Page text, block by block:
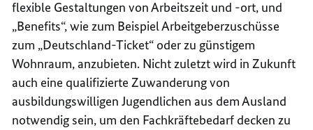
flexible Gestaltungen von Arbeitszeit und -ort, und
„Benefits“, wie zum Beispiel Arbeitgeberzuschüsse
zum „Deutschland-Ticket“ oder zu günstigem
Wohnraum, anzubieten. Nicht zuletzt wird in Zukunft
auch eine qualifizierte Zuwanderung von
ausbildungswilligen Jugendlichen aus dem Ausland
notwendig sein, um den Fachkräftebedarf decken zu